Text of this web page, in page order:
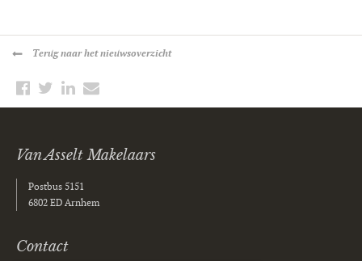
Terugnaar het nieuwsoverzicht
Van Asselt Makelaars
Postbus 5151
6802 ED Arnhem
Contact